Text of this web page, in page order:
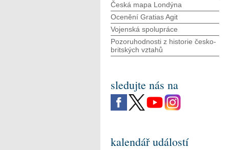
Česká mapa Londýna
Ocenění Gratias Agit
Vojenská spolupráce
Pozoruhodnosti z historie česko-
britských vztahů
sledujte nás na
kalendář událostí